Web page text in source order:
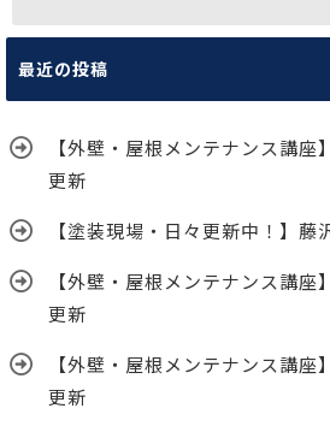
最近の投稿
【外壁・屋根メンテナンス講
更新
【塗装現場・日々更新中！】藤
【外壁・屋根メンテナンス講
更新
【外壁・屋根メンテナンス講
更新